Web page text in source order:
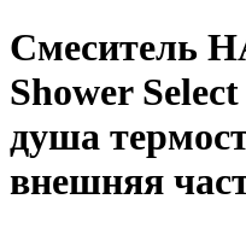
Смеситель
Shower
душа
внешняя